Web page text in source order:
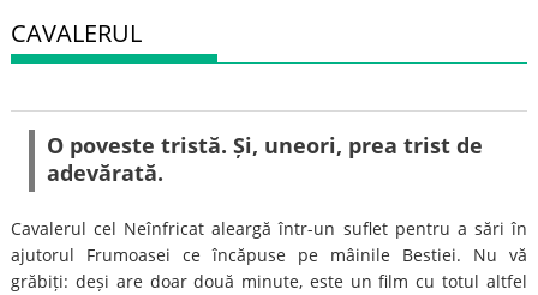
CAVALERUL
O poveste tristă. Și, uneori, prea trist de
adevărată.
Cavalerul cel Neînfricat aleargă într-un suflet pentru a sări în
ajutorul Frumoasei ce încăpuse pe mâinile Bestiei. Nu vă
grăbiți: deși are doar două minute, este un film cu totul altfel